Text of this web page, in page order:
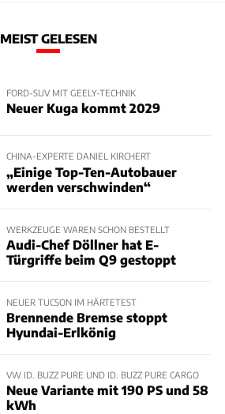
MEIST GELESEN
FORD-SUV MIT GEELY-TECHNIK
Neuer Kuga kommt 2029
CHINA-EXPERTE DANIEL KIRCHERT
„Einige Top-Ten-Autobauer
werden verschwinden“
WERKZEUGE WAREN SCHON BESTELLT
Audi-Chef Döllner hat E-
Türgriffe beim Q9 gestoppt
NEUER TUCSON IM HÄRTETEST
Brennende Bremse stoppt
Hyundai-Erlkönig
VW ID. BUZZ PURE UND ID. BUZZ PURE CARGO
Neue Variante mit 190 PS und 58
kWh